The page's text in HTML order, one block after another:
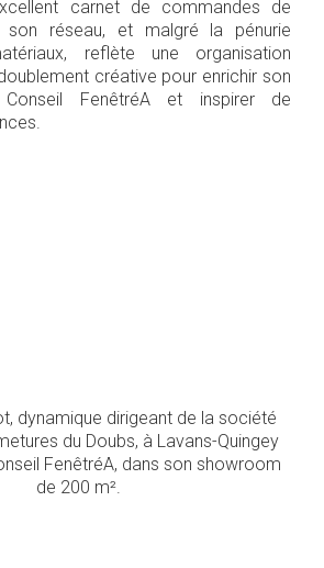
carnet de commandes de
son réseau, et malgré la pénurie
reflète une organisation
créative pour enrichir son
Conseil FenêtréA et inspirer de
dynamique dirigeant de la société
du Doubs, à Lavans-Quingey
FenêtréA, dans son showroom
de 200 m².